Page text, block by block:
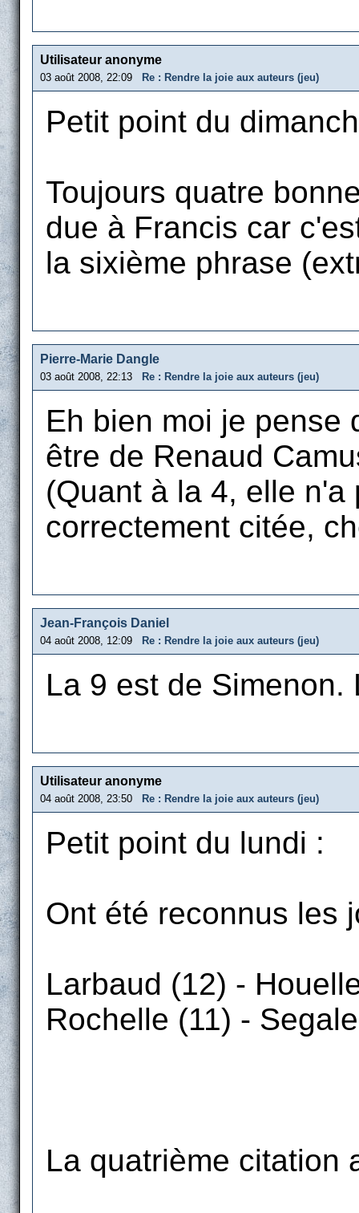
Utilisateur anonyme
03 août 2008, 22:09 Re : Rendre la joie aux auteurs (jeu)
Petit point du
Toujours quatre
due à Francis car
la sixième phrase
Pierre-Marie Dangle
03 août 2008, 22:13 Re : Rendre la joie aux auteurs (jeu)
Eh bien moi je pense
être de Renaud
(Quant à la 4, elle
correctement citée,
Jean-François Daniel
04 août 2008, 12:09 Re : Rendre la joie aux auteurs (jeu)
La 9 est de
Utilisateur anonyme
04 août 2008, 23:50 Re : Rendre la joie aux auteurs (jeu)
Petit point du lundi :
Ont été reconnus les
Larbaud (12) -
Rochelle (11) -
La quatrième citation